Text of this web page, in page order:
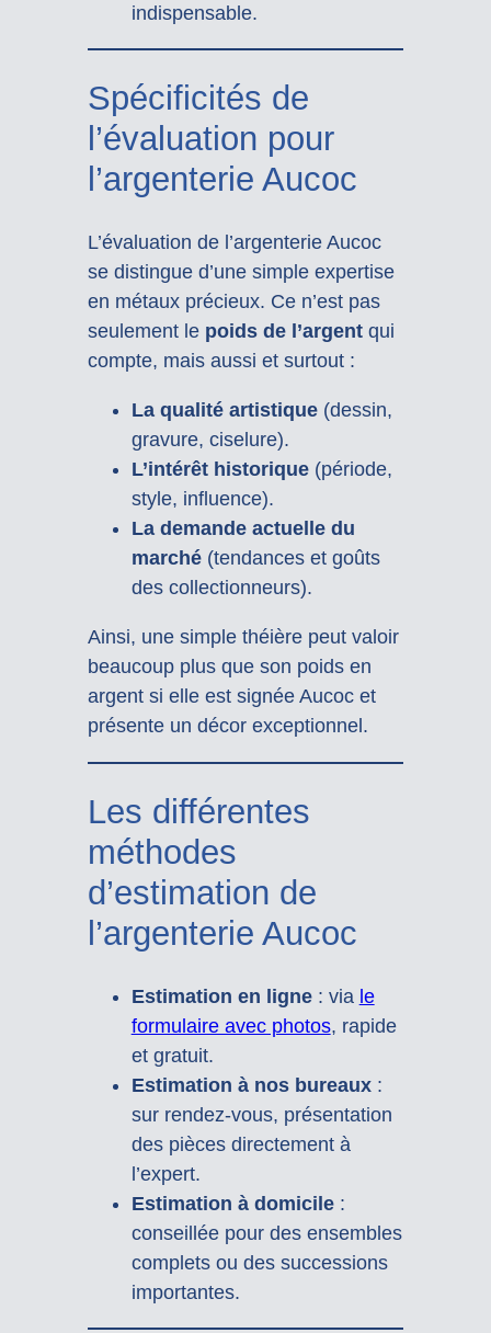
indispensable.
Spécificités de
l’évaluation pour
l’argenterie Aucoc
L’évaluation de l’argenterie Aucoc
se distingue d’une simple expertise
en métaux précieux. Ce n’est pas
seulement le poids de l’argentqui
compte, mais aussi et surtout :
La qualité artistique(dessin,
gravure, ciselure).
L’intérêt historique(période,
style, influence).
La demande actuelle du
marché(tendances et goûts
des collectionneurs).
Ainsi, une simple théière peut valoir
beaucoup plus que son poids en
argent si elle est signée Aucoc et
présente un décor exceptionnel.
Les différentes
méthodes
d’estimation de
l’argenterie Aucoc
Estimation en ligne: via le
formulaire avec photos, rapide
et gratuit.
Estimation à nos bureaux:
sur rendez-vous, présentation
des pièces directement à
l’expert.
Estimation à domicile:
conseillée pour des ensembles
complets ou des successions
importantes.